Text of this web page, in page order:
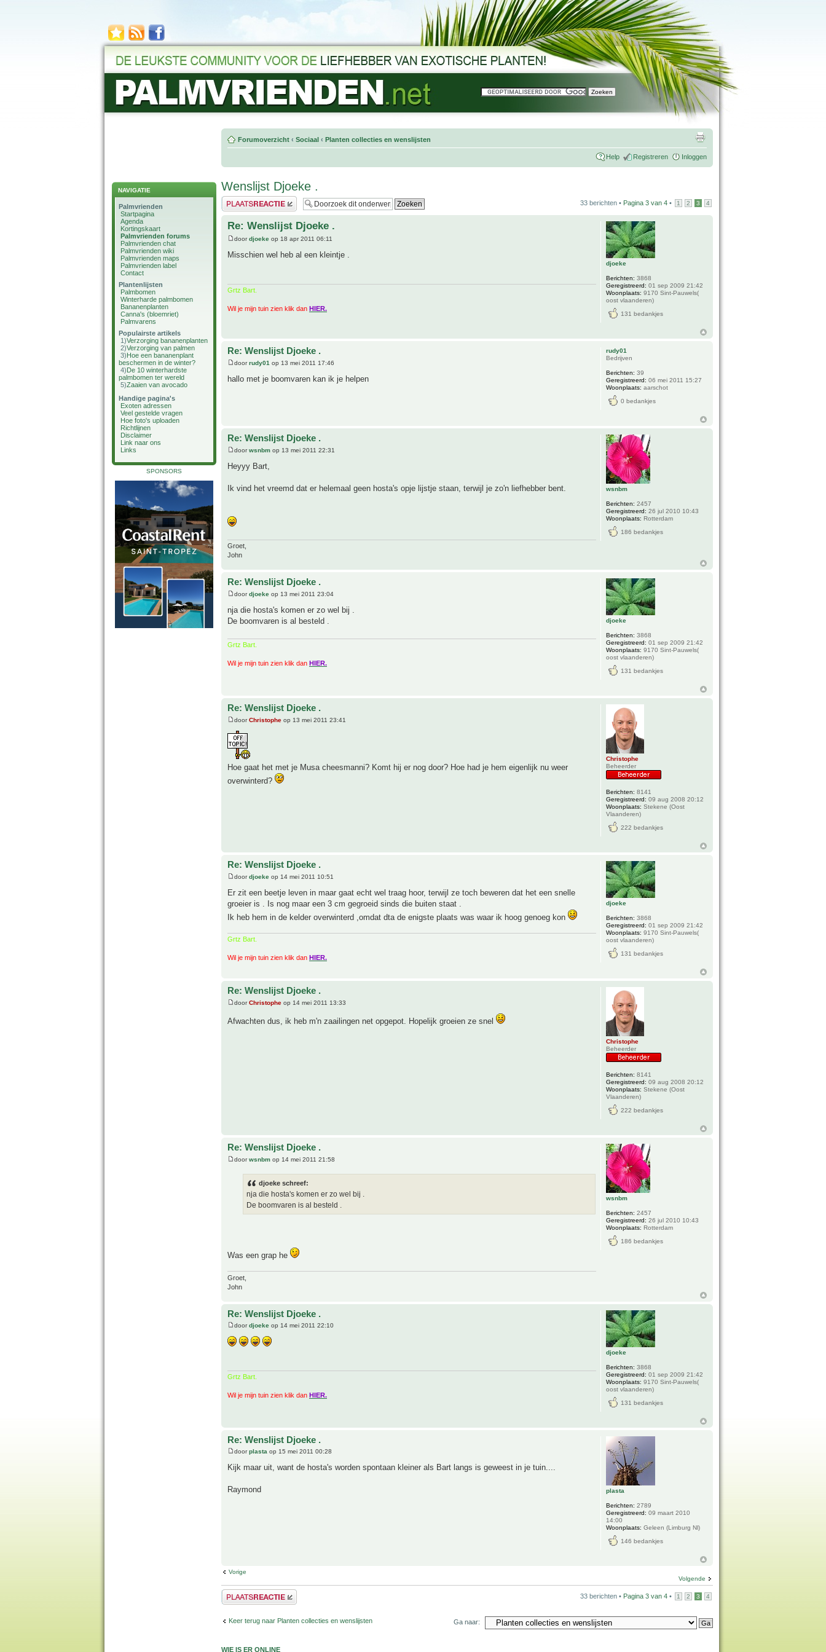
NAVIGATIE
Palmvrienden
Startpagina
Agenda
Kortingskaart
Palmvrienden forums
Palmvrienden chat
Palmvrienden wiki
Palmvrienden maps
Palmvrienden label
Contact
Plantenlijsten
Palmbomen
Winterharde palmbomen
Bananenplanten
Canna's (bloemriet)
Palmvarens
Populairste artikels
1)Verzorging bananenplanten
2)Verzorging van palmen
3)Hoe een bananenplant
beschermen in de winter?
4)De 10 winterhardste
palmbomen ter wereld
5)Zaaien van avocado
Handige pagina's
Exoten adressen
Veel gestelde vragen
Hoe foto's uploaden
Richtlijnen
Disclaimer
Link naar ons
Links
SPONSORS
Forumoverzicht ‹ Sociaal ‹ Planten collecties en wenslijsten
Help Registreren Inloggen
Wenslijst Djoeke .
Plaats een reactie 33 berichten • Pagina 3 van 4 • 1 2 3 4
Re: Wenslijst Djoeke .
doordjoeke op 18 apr 2011 06:11
Misschien wel heb al een kleintje .
Grtz Bart.
Wil je mijn tuin zien klik dan HIER.
djoeke
Berichten: 3868
Geregistreerd: 01 sep 2009 21:42
Woonplaats: 9170 Sint-Pauwels(
oost vlaanderen)
131 bedankjes
Re: Wenslijst Djoeke .
doorrudy01 op 13 mei 2011 17:46
hallo met je boomvaren kan ik je helpen
rudy01
Bedrijven
Berichten: 39
Geregistreerd: 06 mei 2011 15:27
Woonplaats: aarschot
0 bedankjes
Re: Wenslijst Djoeke .
doorwsnbm op 13 mei 2011 22:31
Heyyy Bart,
Ik vind het vreemd dat er helemaal geen hosta's opje lijstje staan, terwijl je zo'n liefhebber bent.
Groet,
John
wsnbm
Berichten: 2457
Geregistreerd: 26 jul 2010 10:43
Woonplaats: Rotterdam
186 bedankjes
Re: Wenslijst Djoeke .
doordjoeke op 13 mei 2011 23:04
nja die hosta's komen er zo wel bij .
De boomvaren is al besteld .
Grtz Bart.
Wil je mijn tuin zien klik dan HIER.
djoeke
Berichten: 3868
Geregistreerd: 01 sep 2009 21:42
Woonplaats: 9170 Sint-Pauwels(
oost vlaanderen)
131 bedankjes
Re: Wenslijst Djoeke .
doorChristophe op 13 mei 2011 23:41
Hoe gaat het met je Musa cheesmanni? Komt hij er nog door? Hoe had je hem eigenlijk nu weer
overwinterd?
Christophe
Beheerder
Berichten: 8141
Geregistreerd: 09 aug 2008 20:12
Woonplaats: Stekene (Oost
Vlaanderen)
222 bedankjes
Re: Wenslijst Djoeke .
doordjoeke op 14 mei 2011 10:51
Er zit een beetje leven in maar gaat echt wel traag hoor, terwijl ze toch beweren dat het een snelle
groeier is . Is nog maar een 3 cm gegroeid sinds die buiten staat .
Ik heb hem in de kelder overwinterd ,omdat dta de enigste plaats was waar ik hoog genoeg kon
Grtz Bart.
Wil je mijn tuin zien klik dan HIER.
djoeke
Berichten: 3868
Geregistreerd: 01 sep 2009 21:42
Woonplaats: 9170 Sint-Pauwels(
oost vlaanderen)
131 bedankjes
Re: Wenslijst Djoeke .
doorChristophe op 14 mei 2011 13:33
Afwachten dus, ik heb m'n zaailingen net opgepot. Hopelijk groeien ze snel
Christophe
Beheerder
Berichten: 8141
Geregistreerd: 09 aug 2008 20:12
Woonplaats: Stekene (Oost
Vlaanderen)
222 bedankjes
Re: Wenslijst Djoeke .
doorwsnbm op 14 mei 2011 21:58
djoeke schreef:
nja die hosta's komen er zo wel bij .
De boomvaren is al besteld .
Was een grap he
Groet,
John
wsnbm
Berichten: 2457
Geregistreerd: 26 jul 2010 10:43
Woonplaats: Rotterdam
186 bedankjes
Re: Wenslijst Djoeke .
doordjoeke op 14 mei 2011 22:10
Grtz Bart.
Wil je mijn tuin zien klik dan HIER.
djoeke
Berichten: 3868
Geregistreerd: 01 sep 2009 21:42
Woonplaats: 9170 Sint-Pauwels(
oost vlaanderen)
131 bedankjes
Re: Wenslijst Djoeke .
doorplasta op 15 mei 2011 00:28
Kijk maar uit, want de hosta's worden spontaan kleiner als Bart langs is geweest in je tuin....
Raymond plasta
Berichten: 2789
Geregistreerd: 09 maart 2010
14:00
Woonplaats: Geleen (Limburg Nl)
146 bedankjes
Vorige
Volgende
Plaats een reactie 33 berichten • Pagina 3 van 4 • 1 2 3 4
Keer terug naar Planten collecties en wenslijsten Ga naar:
WIE IS ER ONLINE